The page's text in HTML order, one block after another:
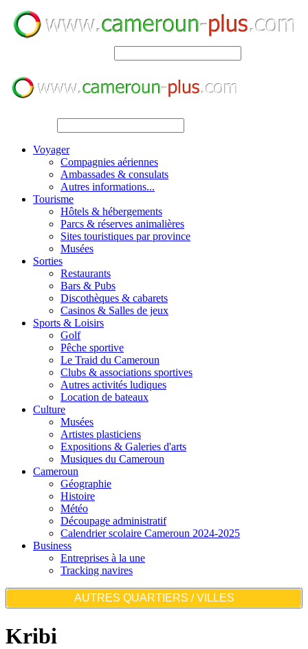
Voyager
Compagnies aériennes
Ambassades & consulats
Autres informations...
Tourisme
Hôtels & hébergements
Parcs & réserves animalières
Sites touristiques par province
Musées
Sorties
Restaurants
Bars & Pubs
Discothèques & cabarets
Casinos & Salles de jeux
Sports & Loisirs
Golf
Pêche sportive
Le Traid du Cameroun
Clubs & associations sportives
Autres activités ludiques
Location de bateaux
Culture
Musées
Artistes plasticiens
Expositions & Galeries d'arts
Musiques du Cameroun
Cameroun
Géographie
Histoire
Météo
Découpage administratif
Calendrier scolaire Cameroun 2024-2025
Business
Entreprises à la une
Tracking navires
AUTRES QUARTIERS / VILLES
Kribi